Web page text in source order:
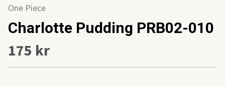
One Piece
Charlotte Pudding PRB02-010
175 kr